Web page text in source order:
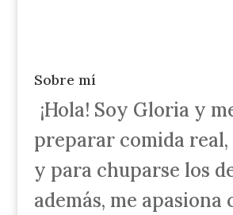
Sobre mí
¡Hola! Soy Gloria y
preparar comida real,
y para chuparse los
además, me